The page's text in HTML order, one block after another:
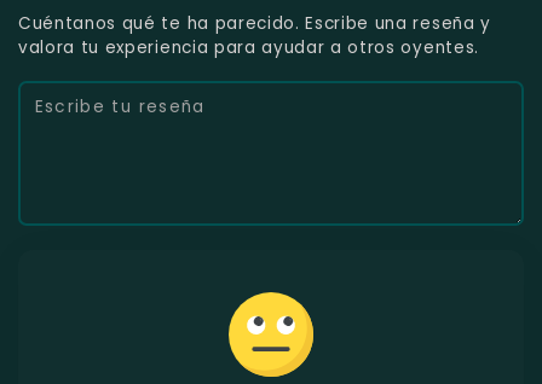
Cuéntanos qué te ha parecido. Escribe una reseña y
valora tu experiencia para ayudar a otros oyentes.